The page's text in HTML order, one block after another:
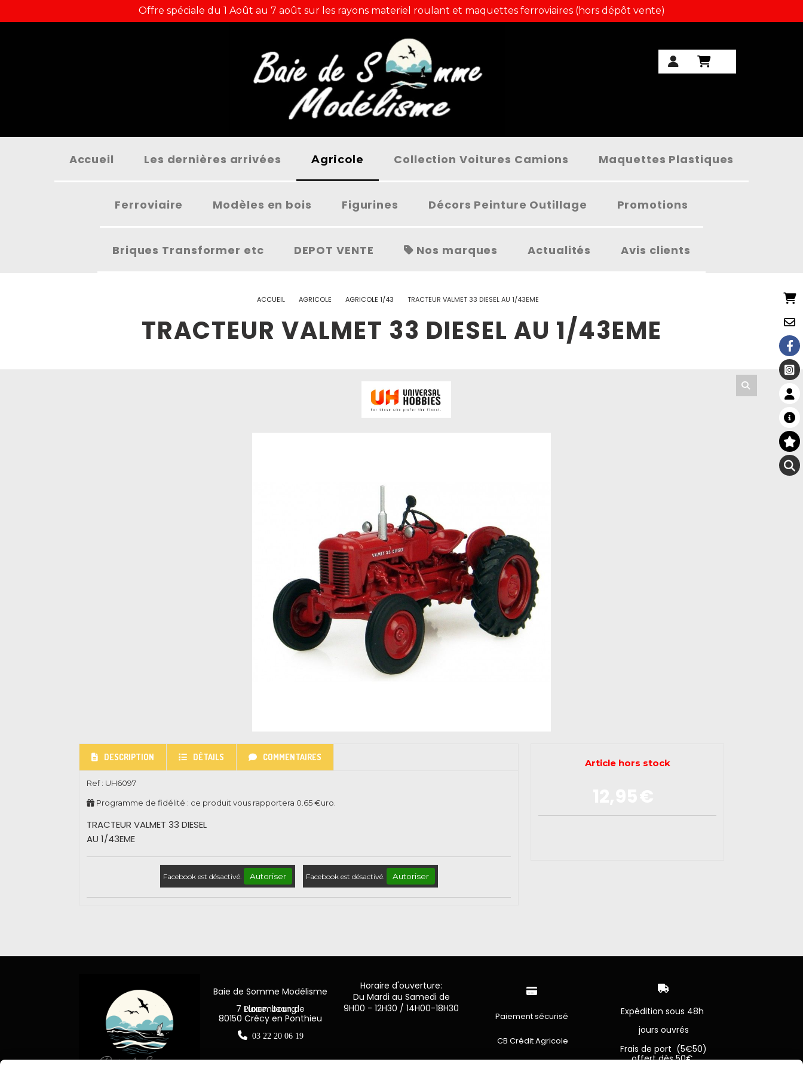
Offre spéciale du 1 Août au 7 août sur les rayons materiel roulant et maquettes ferroviaires (hors dépôt vente)
Accueil Les dernières arrivées Agricole Collection Voitures Camions Maquettes Plastiques
Ferroviaire Modèles en bois Figurines Décors Peinture Outillage Promotions
Briques Transformer etc DEPOT VENTE Nos marques Actualités Avis clients
ACCUEIL AGRICOLE AGRICOLE 1/43 TRACTEUR VALMET 33 DIESEL AU 1/43EME
TRACTEUR VALMET 33 DIESEL AU 1/43EME
Article hors stock
DESCRIPTION DÉTAILS COMMENTAIRES
Ref : UH6097
Programme de fidélité : ce produit vous rapportera 0.65€uro.
TRACTEUR VALMET 33 DIESEL
AU 1/43EME
Facebook est désactivé. Autoriser Facebook est désactivé. Autoriser
Baie de Somme Modélisme
7 Place Jean de Luxembourg
80150 Crécy en Ponthieu
 03 22 20 06 19
Horaire d'ouverture:
Du Mardi au Samedi de
9H00 - 12H30 / 14H00-18H30

Paiement sécurisé
CB Crédit Agricole

Expédition sous 48h
jours ouvrés
Frais de port (5€50)
offert dès 50€